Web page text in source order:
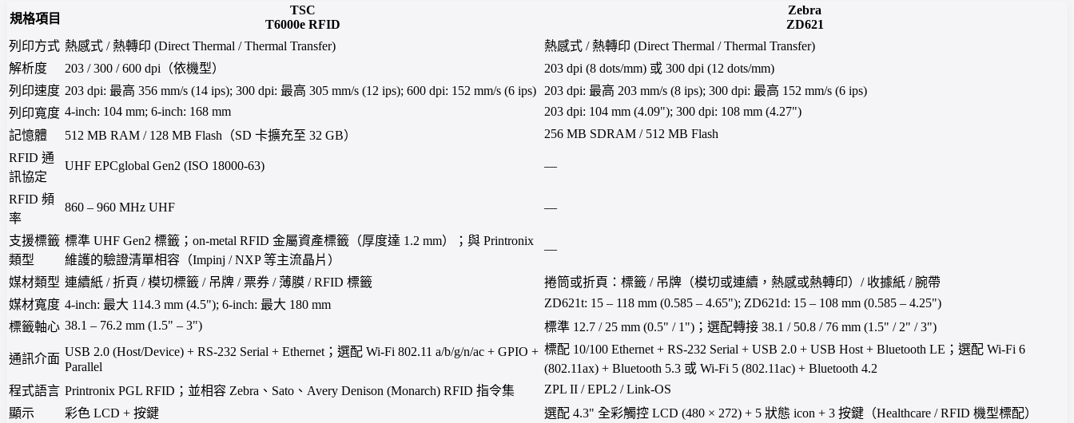
規格項目
TSC
T6000e RFID
Zebra
ZD621
列印方式 熱感式 / 熱轉印 (Direct Thermal / Thermal Transfer)
熱感式 / 熱轉印 (Direct Thermal / Thermal Transfer)
解析度
203 / 300 / 600 dpi（依機型）
203 dpi (8 dots/mm) 或 300 dpi (12 dots/mm)
列印速度 203 dpi: 最高 356 mm/s (14 ips); 300 dpi: 最高 305 mm/s (12 ips); 600 dpi: 152 mm/s (6 ips) 203 dpi: 最高 203 mm/s (8 ips); 300 dpi: 最高 152 mm/s (6 ips)
列印寬度 4-inch: 104 mm; 6-inch: 168 mm
203 dpi: 104 mm (4.09"); 300 dpi: 108 mm (4.27")
記憶體
512 MB RAM / 128 MB Flash（SD 卡擴充至 32 GB）
256 MB SDRAM / 512 MB Flash
RFID 通
訊協定
UHF EPCglobal Gen2 (ISO 18000-63) —
RFID 頻
率
860 – 960 MHz UHF —
支援標籤
類型
標準 UHF Gen2 標籤；on-metal RFID 金屬資產標籤（厚度達 1.2 mm）；與 Printronix
維護的驗證清單相容（Impinj / NXP 等主流晶片）
—
媒材類型 連續紙 / 折頁 / 模切標籤 / 吊牌 / 票券 / 薄膜 / RFID 標籤
捲筒或折頁：標籤 / 吊牌（模切或連續，熱感或熱轉印）/ 收據紙 / 腕帶
媒材寬度 4-inch: 最大 114.3 mm (4.5"); 6-inch: 最大 180 mm
ZD621t: 15 – 118 mm (0.585 – 4.65"); ZD621d: 15 – 108 mm (0.585 – 4.25")
標籤軸心 38.1 – 76.2 mm (1.5" – 3") 標準 12.7 / 25 mm (0.5" / 1")；選配轉接 38.1 / 50.8 / 76 mm (1.5" / 2" / 3")
通訊介面
USB 2.0 (Host/Device) + RS-232 Serial + Ethernet；選配 Wi-Fi 802.11 a/b/g/n/ac + GPIO +
Parallel
標配 10/100 Ethernet + RS-232 Serial + USB 2.0 + USB Host + Bluetooth LE；選配 Wi-Fi 6
(802.11ax) + Bluetooth 5.3 或 Wi-Fi 5 (802.11ac) + Bluetooth 4.2
程式語言 Printronix PGL RFID；並相容 Zebra、Sato、Avery Denison (Monarch) RFID 指令集
ZPL II / EPL2 / Link-OS
顯示
彩色 LCD + 按鍵
選配 4.3" 全彩觸控 LCD (480 × 272) + 5 狀態 icon + 3 按鍵（Healthcare / RFID 機型標配）